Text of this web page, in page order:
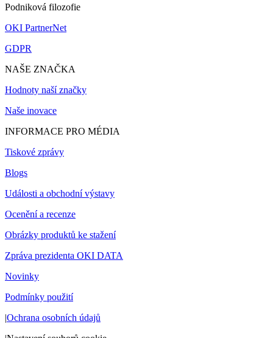
Podniková filozofie
OKI PartnerNet
GDPR
NAŠE ZNAČKA
Hodnoty naší značky
Naše inovace
INFORMACE PRO MÉDIA
Tiskové zprávy
Blogs
Události a obchodní výstavy
Ocenění a recenze
Obrázky produktů ke stažení
Zpráva prezidenta OKI DATA
Novinky
Podmínky použití
|Ochrana osobních údajů